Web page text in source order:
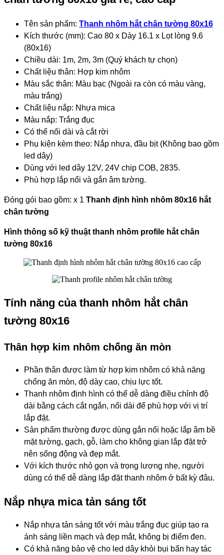
Tên sản phẩm: Thanh nhôm hắt chân tường 80x16
Kích thước (mm): Cao 80 x Dày 16.1 x Lọt lòng 9.6
(80x16)
Chiều dài: 1m, 2m, 3m (Quý khách tự chọn)
Chất liệu thân: Hợp kim nhôm
Màu sắc thân: Màu bạc (Ngoài ra còn có màu vàng,
màu trắng)
Chất liệu nắp: Nhựa mica
Màu nắp: Trắng đục
Có thể nối dài và cắt rời
Phụ kiện kèm theo: Nắp nhựa, đầu bịt (Không bao gồm
led dây)
Dùng với led dây 12V, 24V chip COB, 2835.
Phù hợp lắp nổi và gắn âm tường.
Đóng gói bao gồm: x 1 Thanh định hình nhôm 80x16 hắt
chân tường
Hình thông số kỹ thuật thanh nhôm profile hắt chân
tường 80x16
Tính năng của thanh nhôm hắt chân
tường 80x16
Thân hợp kim nhôm chống ăn mòn
Phần thân được làm từ hợp kim nhôm có khả năng
chống ăn mòn, độ dày cao, chịu lực tốt.
Thanh nhôm định hình có thể dễ dàng điều chỉnh độ
dài bằng cách cắt ngắn, nối dài để phù hợp với vị trí
lắp đặt.
Sản phẩm thường được dùng gắn nổi hoặc lắp âm bề
mặt tường, gạch, gỗ, làm cho không gian lắp đặt trở
nên sống động và đẹp mắt.
Với kích thước nhỏ gọn và trọng lượng nhẹ, người
dùng có thể dễ dàng lắp đặt thanh nhôm ở bất kỳ đâu.
Nắp nhựa mica tản sáng tốt
Nắp nhựa tản sáng tốt với màu trắng đục giúp tạo ra
ánh sáng liền mạch và đẹp mắt, không bị điểm đen.
Có khả năng bảo vệ cho led dây khỏi bụi bẩn hay tác